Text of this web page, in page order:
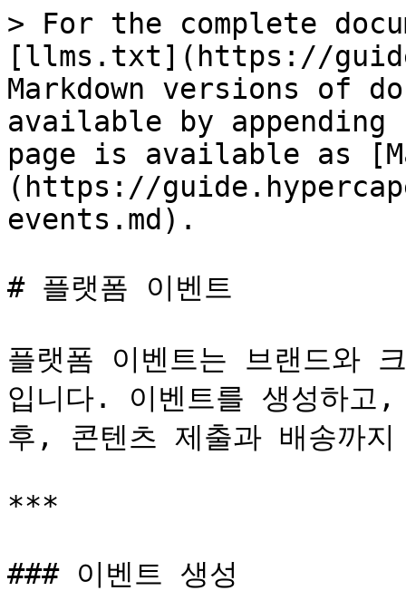
> For the complete
[llms.txt](https://
Markdown versions of
available by
page is available as
(https://
events.md).
# 플랫폼 이벤트
플랫폼 이벤트는 브랜드와
입니다. 이벤트를 생성하고
후, 콘텐츠 제출과 배송까
***
### 이벤트 생성